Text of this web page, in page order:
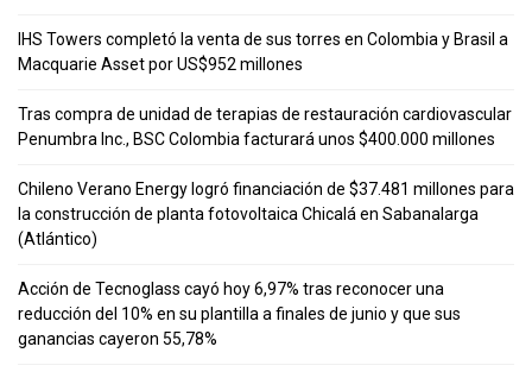
IHS Towers completó la venta de sus torres en Colombia y Brasil a
Macquarie Asset por US$952 millones
Tras compra de unidad de terapias de restauración cardiovascular
Penumbra Inc., BSC Colombia facturará unos $400.000 millones
Chileno Verano Energy logró financiación de $37.481 millones para
la construcción de planta fotovoltaica Chicalá en Sabanalarga
(Atlántico)
Acción de Tecnoglass cayó hoy 6,97% tras reconocer una
reducción del 10% en su plantilla a finales de junio y que sus
ganancias cayeron 55,78%